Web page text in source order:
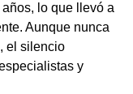
lo que llevó a
Aunque nunca
el silencio
y